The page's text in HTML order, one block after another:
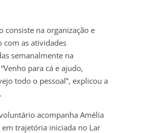
consiste na organização e
com as atividades
semanalmente na
para cá e ajudo,
todo o pessoal”, explicou a
acompanha Amélia
em trajetória iniciada no Lar